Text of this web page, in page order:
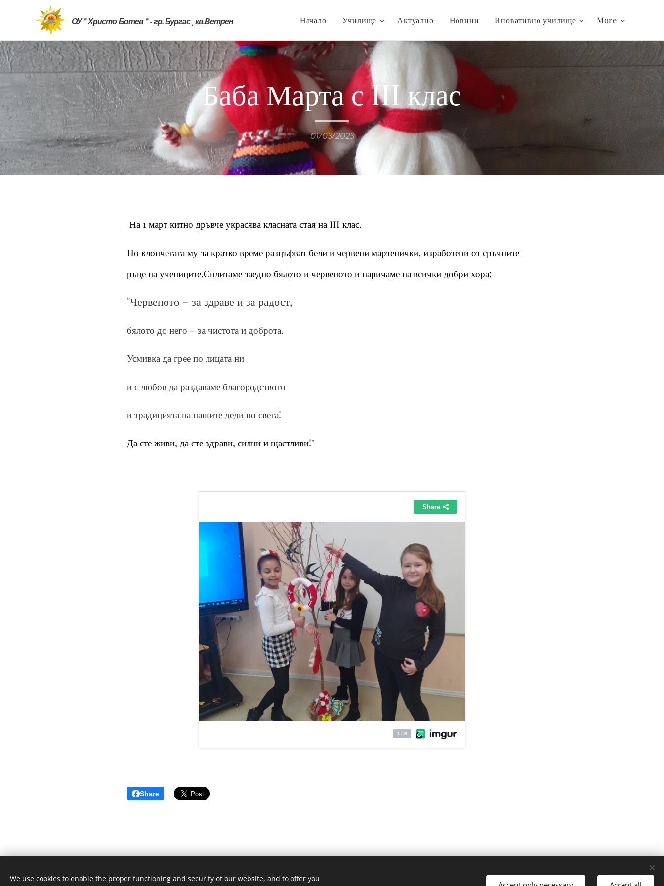
ОУ " Христо Ботев " - гр. Бургас , кв.Ветрен Начало Училище Актуално Новини Иновативно училище More
Баба Марта с III клас
01/03/2023
На 1 март китно дръвче украсява класната стая на III клас.
По клончетата му за кратко време разцъфват бели и червени мартенички, изработени от сръчните
ръце на учениците.Сплитаме заедно бялото и червеното и наричаме на всички добри хора:
"Червеното – за здраве и за радост,
бялото до него – за чистота и доброта.
Усмивка да грее по лицата ни
и с любов да раздаваме благородството
и традицията на нашите деди по света!
Да сте живи, да сте здрави, силни и щастливи!"
Share
© 2020ОУ"Христо Ботев"- гр.Бургас , кв.Ветрен
We use cookies to enable the proper functioning and security of our website, and to offer you